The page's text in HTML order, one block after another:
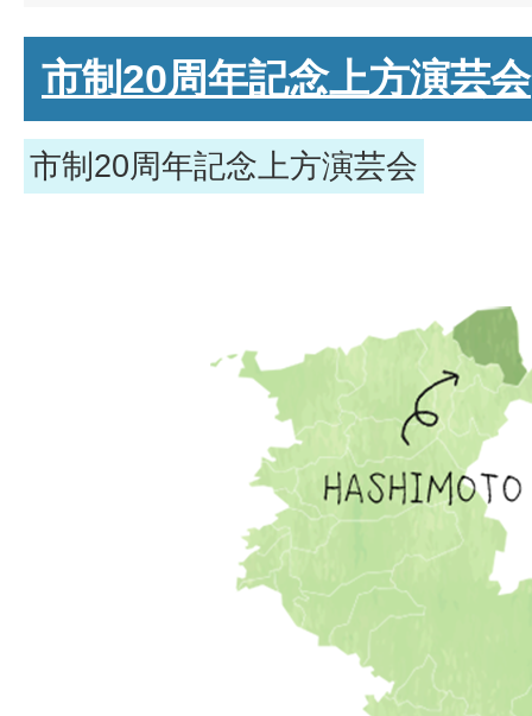
市制20周年記念上方演芸会
市制20周年記念上方演芸会